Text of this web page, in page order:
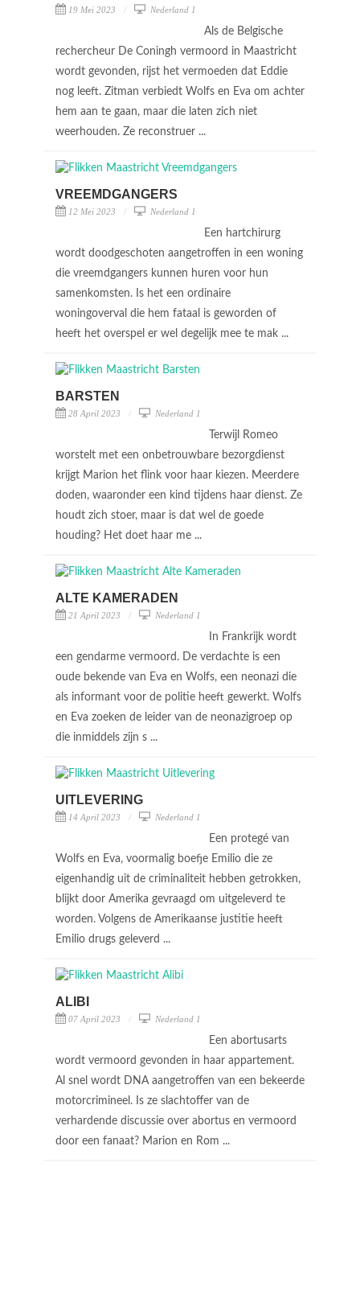
19 Mei 2023 Nederland 1
Als de Belgische
rechercheur De Coningh vermoord in Maastricht
wordt gevonden, rijst het vermoeden dat Eddie
nog leeft. Zitman verbiedt Wolfs en Eva om achter
hem aan te gaan, maar die laten zich niet
weerhouden. Ze reconstruer ...
VREEMDGANGERS
12 Mei 2023 Nederland 1
Een hartchirurg
wordt doodgeschoten aangetroffen in een woning
die vreemdgangers kunnen huren voor hun
samenkomsten. Is het een ordinaire
woningoverval die hem fataal is geworden of
heeft het overspel er wel degelijk mee te mak ...
BARSTEN
28 April 2023 Nederland 1
Terwijl Romeo
worstelt met een onbetrouwbare bezorgdienst
krijgt Marion het flink voor haar kiezen. Meerdere
doden, waaronder een kind tijdens haar dienst. Ze
houdt zich stoer, maar is dat wel de goede
houding? Het doet haar me ...
ALTE KAMERADEN
21 April 2023 Nederland 1
In Frankrijk wordt
een gendarme vermoord. De verdachte is een
oude bekende van Eva en Wolfs, een neonazi die
als informant voor de politie heeft gewerkt. Wolfs
en Eva zoeken de leider van de neonazigroep op
die inmiddels zijn s ...
UITLEVERING
14 April 2023 Nederland 1
Een protegé van
Wolfs en Eva, voormalig boefje Emilio die ze
eigenhandig uit de criminaliteit hebben getrokken,
blijkt door Amerika gevraagd om uitgeleverd te
worden. Volgens de Amerikaanse justitie heeft
Emilio drugs geleverd ...
ALIBI
07 April 2023 Nederland 1
Een abortusarts
wordt vermoord gevonden in haar appartement.
Al snel wordt DNA aangetroffen van een bekeerde
motorcrimineel. Is ze slachtoffer van de
verhardende discussie over abortus en vermoord
door een fanaat? Marion en Rom ...